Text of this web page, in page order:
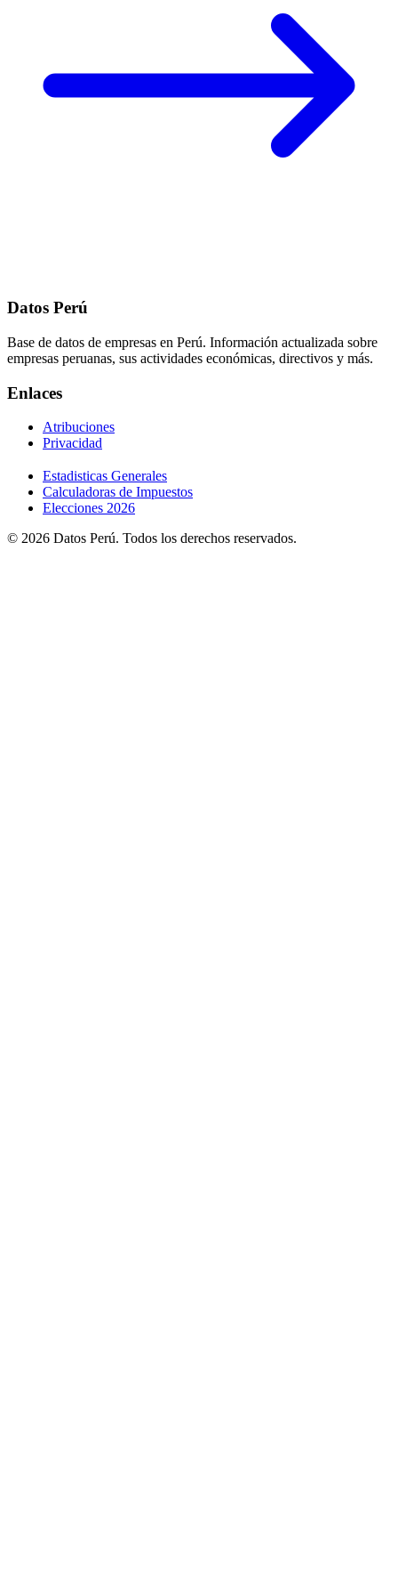
Datos Perú
Base de datos de empresas en Perú. Información actualizada sobre
empresas peruanas, sus actividades económicas, directivos y más.
Enlaces
Atribuciones
Privacidad
Estadisticas Generales
Calculadoras de Impuestos
Elecciones 2026
© 2026 Datos Perú. Todos los derechos reservados.